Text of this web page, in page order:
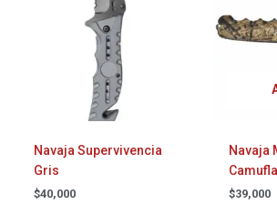
Navaja Supervivencia
Gris
$40,000
Navaja
$39,000